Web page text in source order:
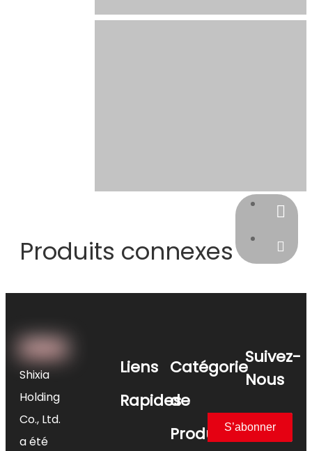
Produits connexes
Shixia
Holding
Co., Ltd.
a été
+86-
Liens
Rapides
Catégorie
de
Produit
Suivez-
Nous
S’abonner